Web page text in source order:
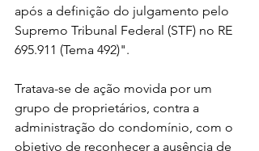
após a definição do julgamento pelo
Supremo Tribunal Federal (STF) no RE
695.911 (Tema 492)".
Tratava-se de ação movida por um
grupo de proprietários, contra a
administração do condomínio, com o
objetivo de reconhecer a ausência de